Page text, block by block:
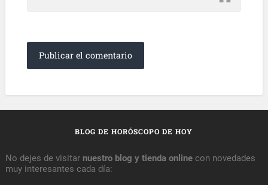
BLOG DE HORÓSCOPO DE HOY
No dejes de visitar nuestro blog y tienda onlinecon novedades
muy interesantes cada día: